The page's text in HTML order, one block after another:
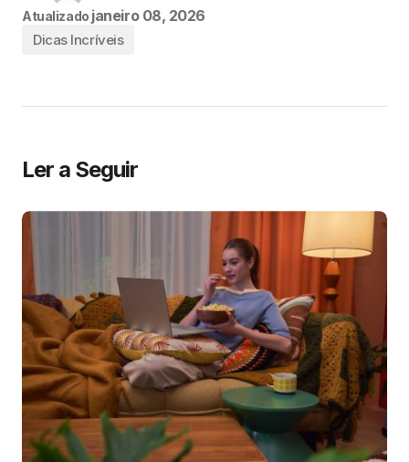
Atualizado janeiro 08, 2026
Dicas Incríveis
Ler a Seguir